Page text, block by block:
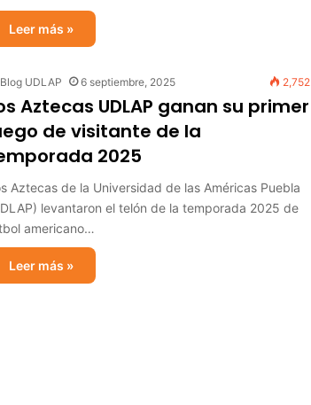
Leer más »
Blog UDLAP 6 septiembre, 2025 2,752
Aztecas UDLAP ganan su primer
de visitante de la
2025
Aztecas de la Universidad de las Américas Puebla
levantaron el telón de la temporada 2025 de
americano…
Leer más »